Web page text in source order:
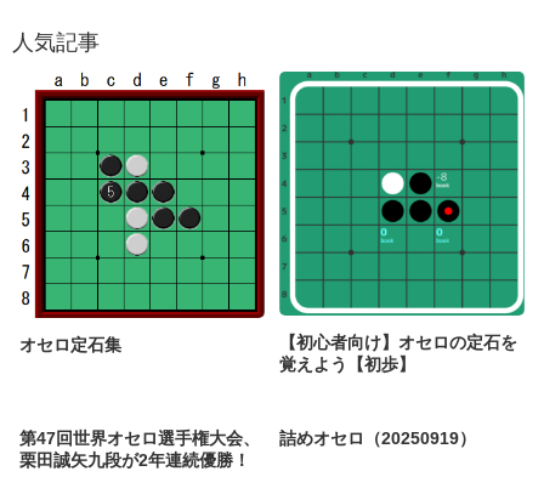
人気記事
オセロ定石集
【初心者向け】オセロの定石を
覚えよう【初歩】
第47回世界オセロ選手権大会、
栗田誠矢九段が2年連続優勝！
詰めオセロ（20250919）